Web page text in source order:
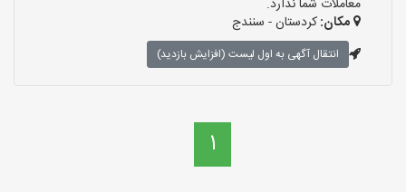
معاملات شما ندارد.
مکان:کردستان - سنندج
انتقال آگهی به اول لیست (افزایش بازدید)
1